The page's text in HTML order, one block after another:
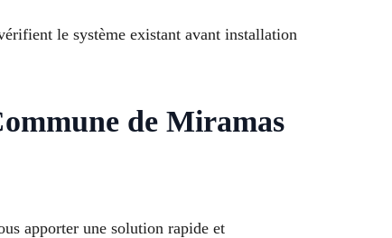
le système existant avant installation
de Miramas
apporter une solution rapide et